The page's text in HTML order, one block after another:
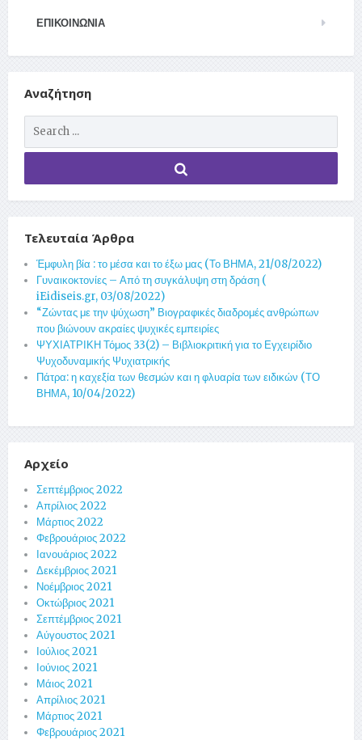
ΕΠΙΚΟΙΝΩΝΊΑ
Αναζήτηση
Τελευταία Άρθρα
Έμφυλη βία : το μέσα και το έξω μας (Το ΒΗΜΑ, 21/08/2022)
Γυναικοκτονίες – Από τη συγκάλυψη στη δράση (
iEidiseis.gr, 03/08/2022)
“Ζώντας με την ψύχωση” Βιογραφικές διαδρομές ανθρώπων
που βιώνουν ακραίες ψυχικές εμπειρίες
ΨΥΧΙΑΤΡΙΚΗ Τόμος 33(2) – Βιβλιοκριτική για το Εγχειρίδιο
Ψυχοδυναμικής Ψυχιατρικής
Πάτρα: η καχεξία των θεσμών και η φλυαρία των ειδικών (ΤΟ
ΒΗΜΑ, 10/04/2022)
Αρχείο
Σεπτέμβριος 2022
Απρίλιος 2022
Μάρτιος 2022
Φεβρουάριος 2022
Ιανουάριος 2022
Δεκέμβριος 2021
Νοέμβριος 2021
Οκτώβριος 2021
Σεπτέμβριος 2021
Αύγουστος 2021
Ιούλιος 2021
Ιούνιος 2021
Μάιος 2021
Απρίλιος 2021
Μάρτιος 2021
Φεβρουάριος 2021